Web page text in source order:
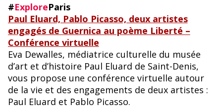
#ExploreParis
Paul Eluard, Pablo Picasso, deux artistes
engagés de Guernica au poème Liberté –
Conférence virtuelle
Eva Dewalles, médiatrice culturelle du musée
d’art et d’histoire Paul Eluard de Saint-Denis,
vous propose une conférence virtuelle autour
de la vie et des engagements de deux artistes :
Paul Eluard et Pablo Picasso.